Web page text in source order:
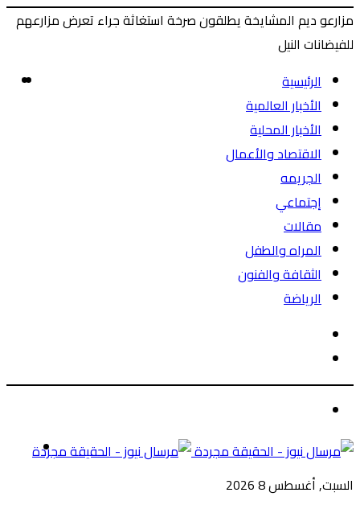
مزارعو ديم المشايخة يطلقون صرخة استغاثة جراء تعرض مزارعهم
للفيضانات النيل
الرئيسية
الأخبار العالمية
الأخبار المحلية
الاقتصاد والأعمال
الجريمه
إجتماعي
مقالات
المراه والطفل
الثقافة والفنون
الرياضة
عن
السبت, أغسطس 8 2026